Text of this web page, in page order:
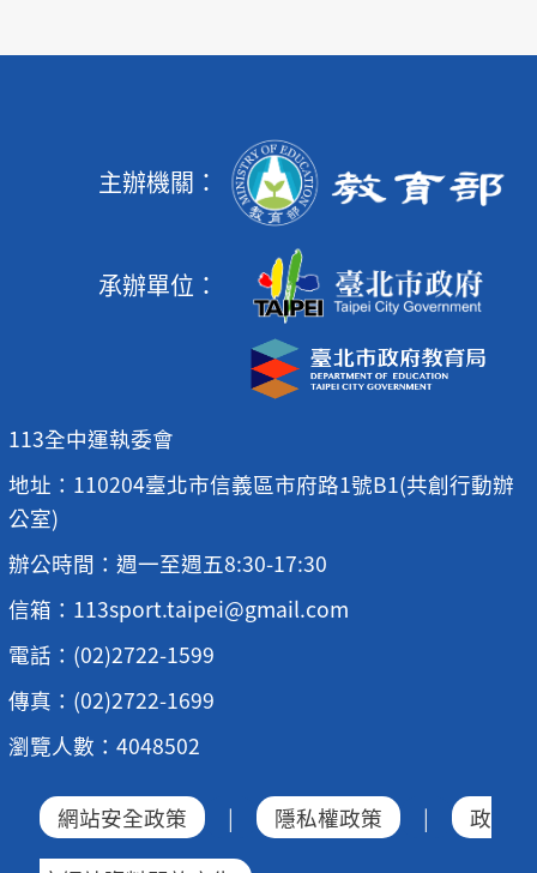
主辦機關：
承辦單位：
113全中運執委會
地址：110204臺北市信義區市府路1號B1(共創行動辦
公室)
辦公時間：週一至週五8:30-17:30
信箱：113sport.taipei@gmail.com
電話：(02)2722-1599
傳真：(02)2722-1699
瀏覽人數：4048502
網站安全政策 | 隱私權政策 | 政